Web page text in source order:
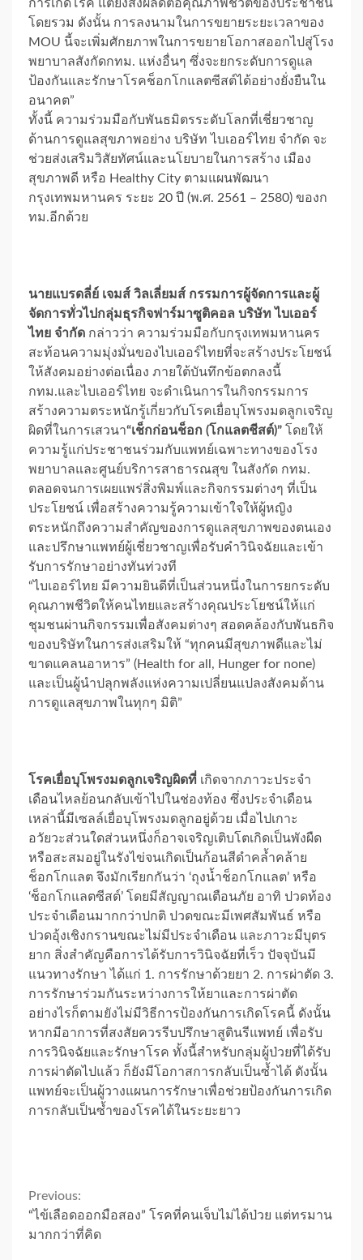
การเกิดโรค แต่ยังส่งผลดีต่อคุณภาพชีวิตของประชาชน
โดยรวม ดังนั้น การลงนามในการขยายระยะเวลาของ
MOU นี้จะเพิ่มศักยภาพในการขยายโอกาสออกไปสู่โรง
พยาบาลสังกัดกทม. แห่งอื่นๆ ซึ่งจะยกระดับการดูแล
ป้องกันและรักษาโรคช็อกโกแลตซีสต์ได้อย่างยั่งยืนใน
อนาคต”
ทั้งนี้ ความร่วมมือกับพันธมิตรระดับโลกที่เชี่ยวชาญ
ด้านการดูแลสุขภาพอย่าง บริษัท ไบเออร์ไทย จำกัด จะ
ช่วยส่งเสริมวิสัยทัศน์และนโยบายในการสร้าง เมือง
สุขภาพดี หรือ Healthy City ตามแผนพัฒนา
กรุงเทพมหานคร ระยะ 20 ปี (พ.ศ. 2561 – 2580) ของก
ทม.อีกด้วย
นายแบรดลี่ย์ เจมส์ วิลเลี่ยมส์ กรรมการผู้จัดการและผู้
จัดการทั่วไปกลุ่มธุรกิจฟาร์มาซูติคอล บริษัท ไบเออร์
ไทย จำกัด กล่าวว่า ความร่วมมือกับกรุงเทพมหานคร
สะท้อนความมุ่งมั่นของไบเออร์ไทยที่จะสร้างประโยชน์
ให้สังคมอย่างต่อเนื่อง ภายใต้บันทึกข้อตกลงนี้
กทม.และไบเออร์ไทย จะดำเนินการในกิจกรรมการ
สร้างความตระหนักรู้เกี่ยวกับโรคเยื่อบุโพรงมดลูกเจริญ
ผิดที่ในการเสวนา“เช็กก่อนช็อก (โกแลตชีสต์)” โดยให้
ความรู้แก่ประชาชนร่วมกับแพทย์เฉพาะทางของโรง
พยาบาลและศูนย์บริการสาธารณสุข ในสังกัด กทม.
ตลอดจนการเผยแพร่สิ่งพิมพ์และกิจกรรมต่างๆ ที่เป็น
ประโยชน์ เพื่อสร้างความรู้ความเข้าใจให้ผู้หญิง
ตระหนักถึงความสำคัญของการดูแลสุขภาพของตนเอง
และปรึกษาแพทย์ผู้เชี่ยวชาญเพื่อรับคำวินิจฉัยและเข้า
รับการรักษาอย่างทันท่วงที
“ไบเออร์ไทย มีความยินดีที่เป็นส่วนหนึ่งในการยกระดับ
คุณภาพชีวิตให้คนไทยและสร้างคุณประโยชน์ให้แก่
ชุมชนผ่านกิจกรรมเพื่อสังคมต่างๆ สอดคล้องกับพันธกิจ
ของบริษัทในการส่งเสริมให้ “ทุกคนมีสุขภาพดีและไม่
ขาดแคลนอาหาร” (Health for all, Hunger for none)
และเป็นผู้นำปลุกพลังแห่งความเปลี่ยนแปลงสังคมด้าน
การดูแลสุขภาพในทุกๆ มิติ”
โรคเยื่อบุโพรงมดลูกเจริญผิดที่ เกิดจากภาวะประจำ
เดือนไหลย้อนกลับเข้าไปในช่องท้อง ซึ่งประจำเดือน
เหล่านี้มีเซลล์เยื่อบุโพรงมดลูกอยู่ด้วย เมื่อไปเกาะ
อวัยวะส่วนใดส่วนหนึ่งก็อาจเจริญเติบโตเกิดเป็นพังผืด
หรือสะสมอยู่ในรังไข่จนเกิดเป็นก้อนสีดำคล้ำคล้าย
ช็อกโกแลต จึงมักเรียกกันว่า ‘ถุงน้ำช็อกโกแลต’ หรือ
‘ช็อกโกแลตซีสต์’ โดยมีสัญญาณเตือนภัย อาทิ ปวดท้อง
ประจำเดือนมากกว่าปกติ ปวดขณะมีเพศสัมพันธ์ หรือ
ปวดอุ้งเชิงกรานขณะไม่มีประจำเดือน และภาวะมีบุตร
ยาก สิ่งสำคัญคือการได้รับการวินิจฉัยที่เร็ว ปัจจุบันมี
แนวทางรักษา ได้แก่ 1. การรักษาด้วยยา 2. การผ่าตัด 3.
การรักษาร่วมกันระหว่างการให้ยาและการผ่าตัด
อย่างไรก็ตามยังไม่มีวิธีการป้องกันการเกิดโรคนี้ ดังนั้น
หากมีอาการที่สงสัยควรรีบปรึกษาสูตินรีแพทย์ เพื่อรับ
การวินิจฉัยและรักษาโรค ทั้งนี้สำหรับกลุ่มผู้ป่วยที่ได้รับ
การผ่าตัดไปแล้ว ก็ยังมีโอกาสการกลับเป็นซ้ำได้ ดังนั้น
แพทย์จะเป็นผู้วางแผนการรักษาเพื่อช่วยป้องกันการเกิด
การกลับเป็นซ้ำของโรคได้ในระยะยาว
Continue
Reading
Previous:
“ไข้เลือดออกมือสอง” โรคที่คนเจ็บไม่ได้ป่วย แต่ทรมาน
มากกว่าที่คิด